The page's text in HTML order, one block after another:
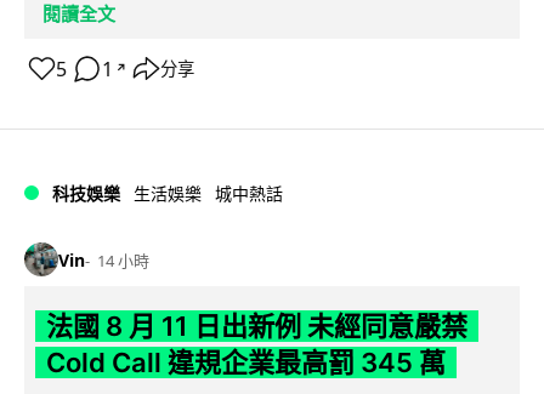
閱讀全文
5 1 ↗ 分享
科技娛樂 生活娛樂 城中熱話
Vin 14 小時
法國 8 月 11 日出新例 未經同意嚴禁
Cold Call 違規企業最高罰 345 萬